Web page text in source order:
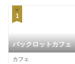
1
バックロットカフェ
カフェ